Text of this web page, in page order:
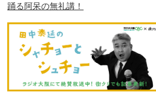
踊る阿呆の無礼講！